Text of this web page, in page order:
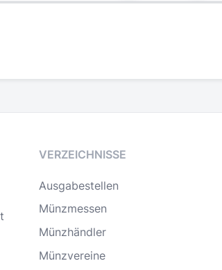
VERZEICHNISSE
Ausgabestellen
Münzmessen
Münzhändler
Münzvereine